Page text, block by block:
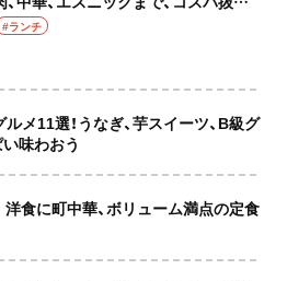
ゃれな店も網羅してご紹介！
#ランチ
メ11選！うなぎ、芋スイーツ、B級グ
味わおう
食に町中華、ボリューム満点の定食